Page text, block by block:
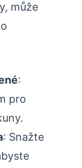
může
:⁤
pro
: Snažte